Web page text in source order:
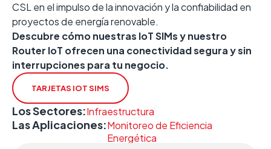
CSL en el impulso de la innovación y la confiabilidad en
proyectos de energía renovable.
Descubre cómo nuestras IoT SIMs y nuestro
Router IoT ofrecen una conectividad segura y sin
interrupciones para tu negocio.
TARJETAS IOT SIMS
Los Sectores:Infraestructura
Las Aplicaciones:Monitoreo de Eficiencia
Energética